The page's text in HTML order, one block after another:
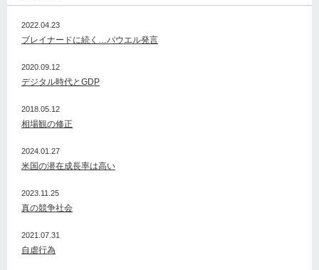
2022.04.23
ブレイナードに続く…パウエル発言
2020.09.12
デジタル時代とGDP
2018.05.12
相場観の修正
2024.01.27
米国の潜在成長率は高い
2023.11.25
真の競争社会
2021.07.31
自虐行為